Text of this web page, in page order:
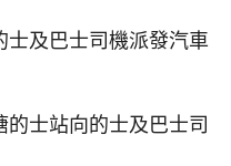
士及巴士司機派發汽車
士站向的士及巴士司